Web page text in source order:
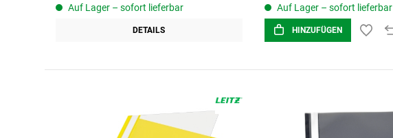
Auf Lager – sofort lieferbar
DETAILS
Auf Lager – sofort lieferbar
HINZUFÜGEN